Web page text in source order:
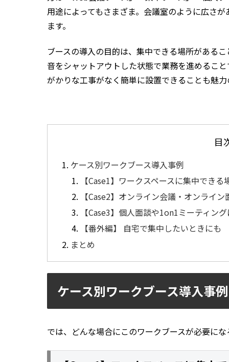
用途によってもさまざま。会議室のように広さ
ます。
ブースの導入の目的は、集中できる場所がある
音をシャットアウトした状態で業務を進めるこ
がかりな工事がなく簡単に設置できることも魅
目
ケース別ワークブース導入事例
【Case1】ワークスペースに集中できる
【Case2】オンライン会議・オンライ
【Case3】個人面談や1on1ミーティン
【番外編】 自宅で集中したいときにも
まとめ
ケース別ワークブース導入事例
では、どんな場合にこのワークブースが必要に